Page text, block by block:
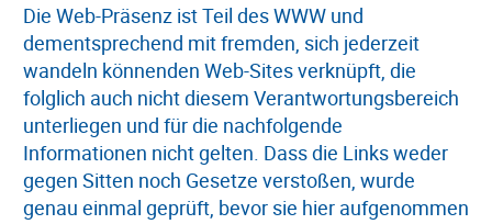
Die Web-Präsenz ist Teil des WWW und
dementsprechend mit fremden, sich jederzeit
wandeln könnenden Web-Sites verknüpft, die
folglich auch nicht diesem Verantwortungsbereich
unterliegen und für die nachfolgende
Informationen nicht gelten. Dass die Links weder
gegen Sitten noch Gesetze verstoßen, wurde
genau einmal geprüft, bevor sie hier aufgenommen